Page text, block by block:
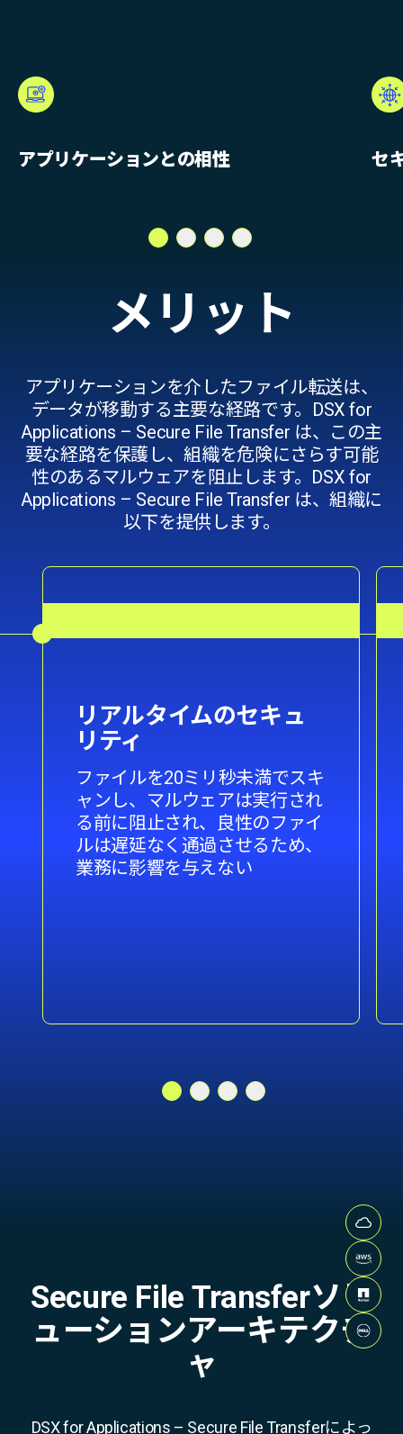
Cloud
AWS
Dell
アプリケーションとの相性 セ
メリット
アプリケーションを介したファイル転送は、
データが移動する主要な経路です。DSX for
Applications – Secure File Transfer は、この主
要な経路を保護し、組織を危険にさらす可能
性のあるマルウェアを阻止します。DSX for
Applications – Secure File Transfer は、組織に
以下を提供します。
リアルタイムのセキュ
リティ
ファイルを20ミリ秒未満でスキ
ャンし、マルウェアは実行され
る前に阻止され、良性のファイ
ルは遅延なく通過させるため、
業務に影響を与えない
Secure File Transferソリ
ューションアーキテクチ
ャ
DSX for Applications – Secure File Transferによっ